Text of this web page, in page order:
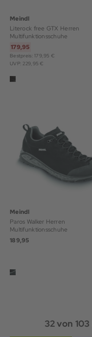
Meindl
Literock free GTX Herren
Multifunktionsschuhe
179,95
Bestpreis: 179,95 €
UVP: 229,95 €
Meindl
Paros Walker Herren
Multifunktionsschuhe
189,95
32von 103